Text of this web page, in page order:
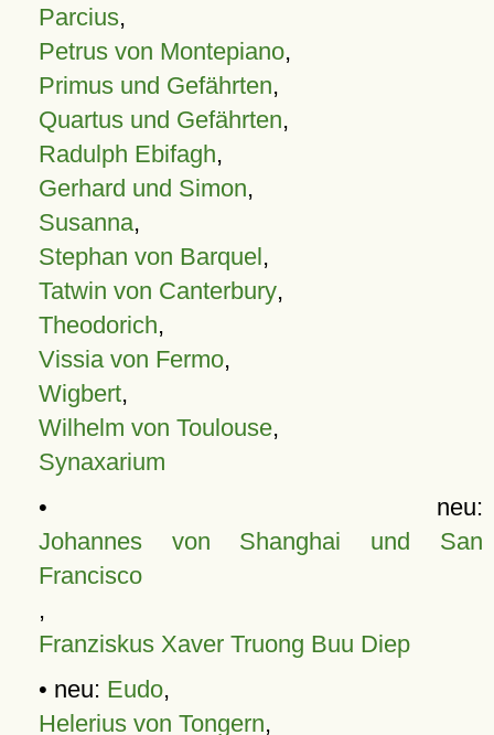
Parcius,
Petrus von Montepiano,
Primus und Gefährten,
Quartus und Gefährten,
Radulph Ebifagh,
Gerhard und Simon,
Susanna,
Stephan von Barquel,
Tatwin von Canterbury,
Theodorich,
Vissia von Fermo,
Wigbert,
Wilhelm von Toulouse,
Synaxarium
• neu:
Johannes von Shanghai und San
Francisco
,
Franziskus Xaver Truong Buu Diep
• neu: Eudo,
Helerius von Tongern,